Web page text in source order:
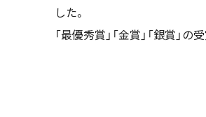
した。
「最優秀賞」「金賞」「銀賞」